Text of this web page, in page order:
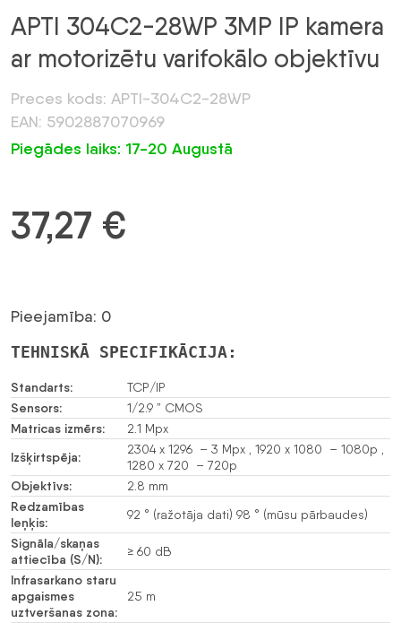
APTI 304C2-28WP 3MP IP kamera
ar motorizētu varifokālo objektīvu
Preces kods: APTI-304C2-28WP
EAN: 5902887070969
Piegādes laiks: 17-20 Augustā
37,27 €
Pieejamība: 0
TEHNISKĀ SPECIFIKĀCIJA:
Standarts: TCP/IP
Sensors: 1/2.9 ” CMOS
Matricas izmērs: 2.1 Mpx
Izšķirtspēja:
2304 x 1296 – 3 Mpx , 1920 x 1080 – 1080p ,
1280 x 720 – 720p
Objektīvs: 2.8 mm
Redzamības
leņķis:
92 ° (ražotāja dati) 98 ° (mūsu pārbaudes)
Signāla/skaņas
attiecība (S/N):
≥ 60 dB
Infrasarkano staru
apgaismes
uztveršanas zona:
25 m